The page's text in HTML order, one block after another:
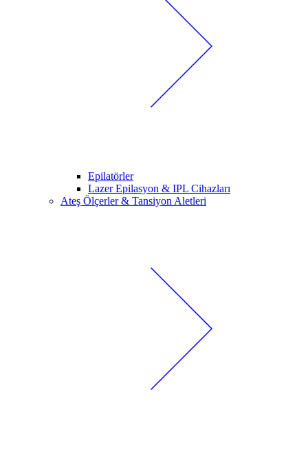
Epilatörler
Lazer Epilasyon & IPL Cihazları
Ateş Ölçerler & Tansiyon Aletleri